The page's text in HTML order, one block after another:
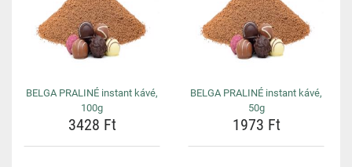
BELGA PRALINÉ instant kávé,
100g
3428 Ft
BELGA PRALINÉ instant kávé,
50g
1973 Ft